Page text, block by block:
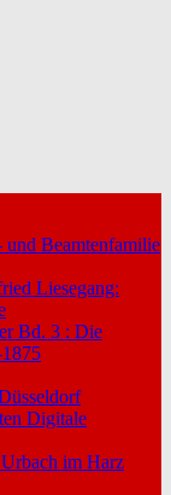
und Beamtenfamilie
Liesegang:
Bd. 3 : Die
Digitale
im Harz